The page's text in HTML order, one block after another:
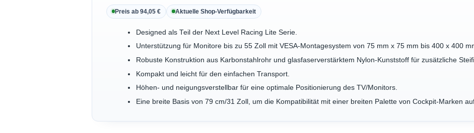
Preis ab 94,05 € Aktuelle Shop-Verfügbarkeit
Designed als Teil der Next Level Racing Lite Serie.
Unterstützung für Monitore bis zu 55 Zoll mit VESA-Montagesystem von 75 mm x 75 mm bis 400 x 400
Robuste Konstruktion aus Karbonstahlrohr und glasfaserverstärktem Nylon-Kunststoff für zusätzliche
Kompakt und leicht für den einfachen Transport.
Höhen- und neigungsverstellbar für eine optimale Positionierung des TV/Monitors.
Eine breite Basis von 79 cm/31 Zoll, um die Kompatibilität mit einer breiten Palette von Cockpit-Marken